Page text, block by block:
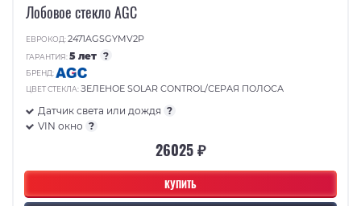
КУПИТЬ
Лобовое стекло AGC
ЕВРОКОД:2471AGSGYMV2P
ГАРАНТИЯ:5 лет ?
БРЕНД:
ЦВЕТ СТЕКЛА:ЗЕЛЕНОЕ SOLAR CONTROL/СЕРАЯ ПОЛОСА
Датчик света или дождя ?
VIN окно ?
26025 ₽